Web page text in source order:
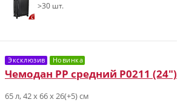
>30 шт.
Эксклюзив Новинка
Чемодан PP средний Р0211 (24")
65 л, 42 x 66 x 26(+5) см